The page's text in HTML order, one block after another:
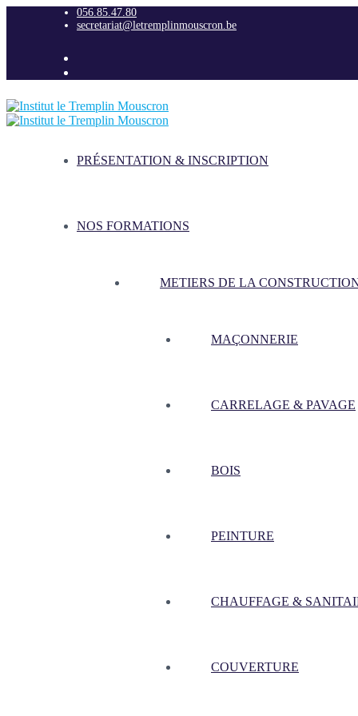
056.85.47.80
secretariat@letremplinmouscron.be
PRÉSENTATION & INSCRIPTION
NOS FORMATIONS
METIERS DE LA
MAÇONNERIE
CARRELAGE & PAVAGE
BOIS
PEINTURE
CHAUFFAGE &
COUVERTURE